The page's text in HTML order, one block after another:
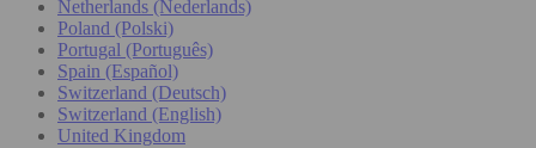
Netherlands (Nederlands)
Poland (Polski)
Portugal (Português)
Spain (Español)
Switzerland (Deutsch)
Switzerland (English)
United Kingdom